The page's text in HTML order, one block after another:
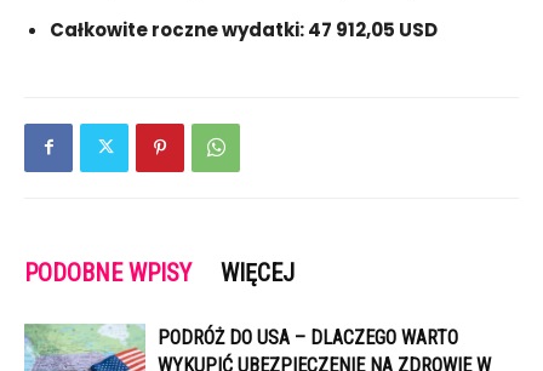
Całkowite roczne wydatki: 47 912,05 USD
PODOBNE WPISY WIĘCEJ
PODRÓŻ DO USA – DLACZEGO WARTO
WYKUPIĆ UBEZPIECZENIE NA ZDROWIE W